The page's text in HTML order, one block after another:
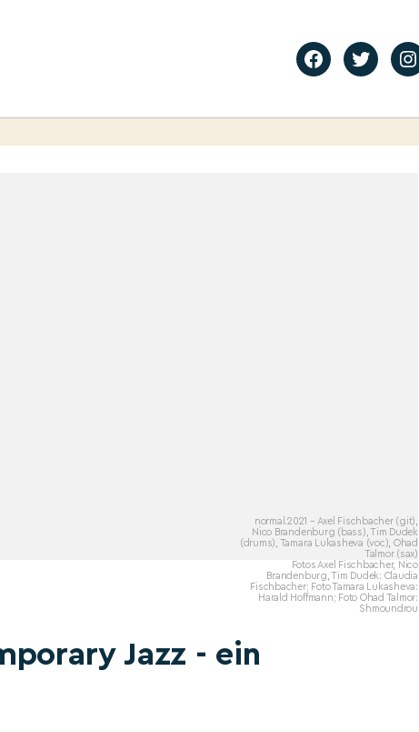
normal.2021 – Axel Fischbacher (git),
Nico Brandenburg (bass), Tim Dudek
(drums), Tamara Lukasheva (voc), Ohad
Talmor (sax)
Fotos Axel Fischbacher, Nico
Brandenburg, Tim Dudek: Claudia
Fischbacher; Foto Tamara Lukasheva:
Harald Hoffmann; Foto Ohad Talmor:
Shmoundrou
Jazz - ein